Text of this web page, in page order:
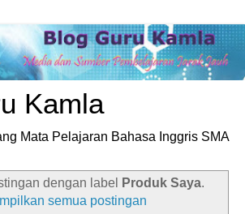
Kamla
Mata Pelajaran Bahasa Inggris SMA
dengan label Produk Saya.
semua postingan